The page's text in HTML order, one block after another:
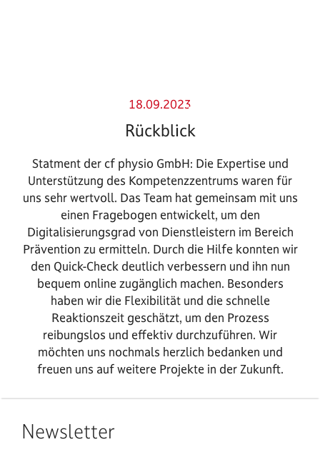
18.09.2023
Rückblick
Statment der cf physio GmbH: Die Expertise und
Unterstützung des Kompetenzzentrums waren für
uns sehr wertvoll. Das Team hat gemeinsam mit uns
einen Fragebogen entwickelt, um den
Digitalisierungsgrad von Dienstleistern im Bereich
Prävention zu ermitteln. Durch die Hilfe konnten wir
den Quick-Check deutlich verbessern und ihn nun
bequem online zugänglich machen. Besonders
haben wir die Flexibilität und die schnelle
Reaktionszeit geschätzt, um den Prozess
reibungslos und effektiv durchzuführen. Wir
möchten uns nochmals herzlich bedanken und
freuen uns auf weitere Projekte in der Zukunft.
Newsletter